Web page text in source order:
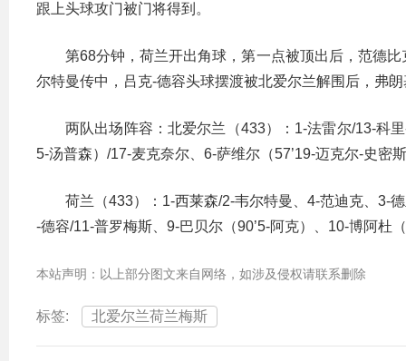
跟上头球攻门被门将得到。
第68分钟，荷兰开出角球，第一点被顶出后，范德
尔特曼传中，吕克-德容头球摆渡被北爱尔兰解围后，弗
两队出场阵容：北爱尔兰（433）：1-法雷尔/13-科
5-汤普森）/17-麦克奈尔、6-萨维尔（57’19-迈克尔-史密
荷兰（433）：1-西莱森/2-韦尔特曼、4-范迪克、3-
-德容/11-普罗梅斯、9-巴贝尔（90’5-阿克）、10-博阿杜
本站声明：以上部分图文来自网络，如涉及侵权请联系删除
标签: 北爱尔兰荷兰梅斯